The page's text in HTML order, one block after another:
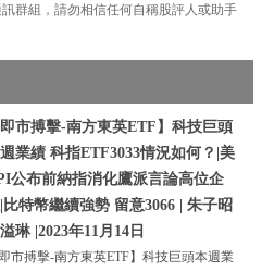
群組，請勿相信任何自稱股評人或助手
即市搏擊-南方東英ETF】科技巨頭
業績 科指ETF3033情況如何？|美
公布前納指消化鷹派言論高位企
比特幣繼續強勢 留意3066 | 朱子昭
琳 |2023年11月14日
即市搏擊-南方東英ETF】科技巨頭本週業